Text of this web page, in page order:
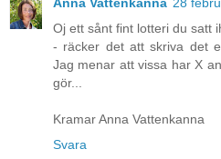
Anna Vattenkanna 28
Oj ett sånt fint lotteri du satt
- räcker det att skriva det
Jag menar att vissa har X
gör...
Kramar Anna Vattenkanna
Svara